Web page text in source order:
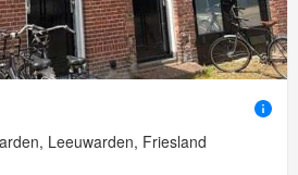
Leeuwarden, Friesland